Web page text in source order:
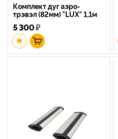
Комплект дуг аэро-
трэвэл (82мм) "LUX" 1,1м
5 300₽